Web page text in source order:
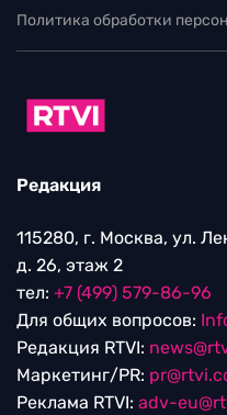
Политика обработки
Редакция
115280, г. Москва, ул.
д. 26, этаж 2
тел: +7 (499) 579-86-96
Для общих вопросов:
Редакция RTVI:
Маркетинг/PR:
Реклама RTVI: adv-